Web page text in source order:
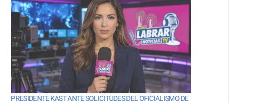
PRESIDENTE KAST ANTE SOLICITUDES DEL OFICIALISMO DE